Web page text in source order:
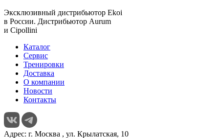
Эксклюзивный дистрибьютор Ekoi
в России. Дистрибьютор Aurum
и Cipollini
Каталог
Сервис
Тренировки
Доставка
О компании
Новости
Контакты
Адрес: г. Москва , ул. Крылатская, 10